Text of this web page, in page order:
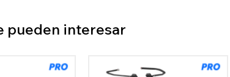
pueden interesar